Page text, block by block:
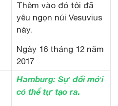
Thêm vào đó tôi đã
yêu ngọn núi Vesuvius
này.
Ngày 16 tháng 12 năm
2017
Hamburg: Sự đổi mới
có thể tự tạo ra.